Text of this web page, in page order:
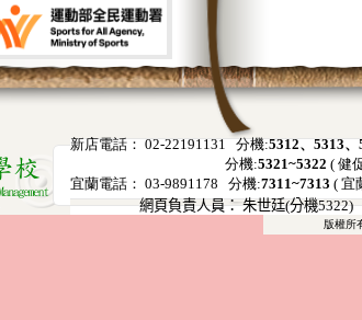
新店電話： 02-22191131 分機:5312、5313
分機:5321~5322 ( 健
宜蘭電話： 03-9891178 分機:7311~7313 ( 宜
網頁負責人員： 朱世廷(分機5322)
版權所